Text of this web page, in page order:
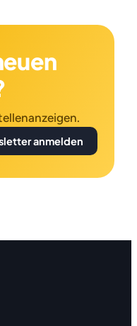
anmelden